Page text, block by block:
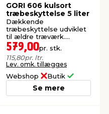
GORI 606 kulsort
træbeskyttelse 5 liter
Dækkende
træbeskyttelse udviklet
til ældre træværk.
Vandbaseret,
olieforstærket.
579,00pr. stk.
115,80pr. ltr.
Lev. omk. tillægges
Webshop Butik
Se mere